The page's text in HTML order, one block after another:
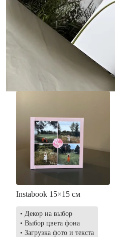
• Без декора
• Выбор цвета фона
• Загрузка фото и текста
Instabook 15×15 см
• Декор на выбор
• Выбор цвета фона
• Загрузка фото и текста